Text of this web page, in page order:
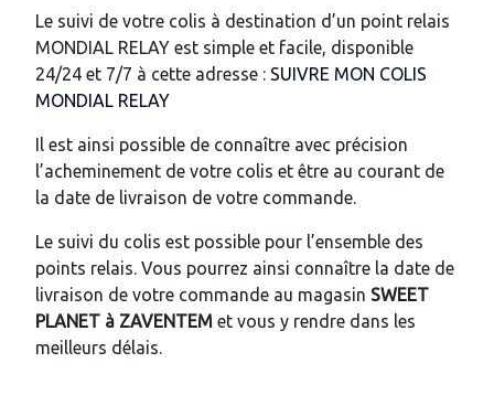
Le suivi de votre colis à destination d’un point relais
MONDIAL RELAY est simple et facile, disponible
24/24 et 7/7 à cette adresse : SUIVRE MON COLIS
MONDIAL RELAY
Il est ainsi possible de connaître avec précision
l’acheminement de votre colis et être au courant de
la date de livraison de votre commande.
Le suivi du colis est possible pour l’ensemble des
points relais. Vous pourrez ainsi connaître la date de
livraison de votre commande au magasin SWEET
PLANET à ZAVENTEM et vous y rendre dans les
meilleurs délais.